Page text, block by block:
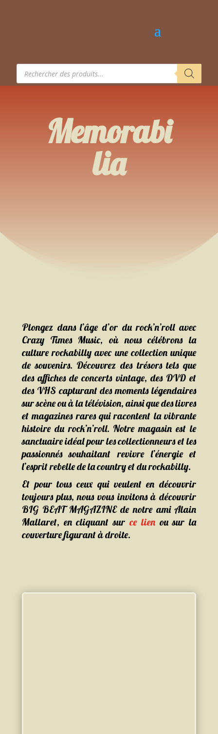
Recherche
produits
Memorabi
lia
Plongez dans l’âge d’or du rock’n’roll avec
Crazy Times Music, où nous célébrons la
culture rockabilly avec une collection unique
de souvenirs. Découvrez des trésors tels que
des affiches de concerts vintage, des DVD et
des VHS capturant des moments légendaires
sur scène ou à la télévision, ainsi que des livres
et magazines rares qui racontent la vibrante
histoire du rock’n’roll. Notre magasin est le
sanctuaire idéal pour les collectionneurs et les
passionnés souhaitant revivre l’énergie et
l’esprit rebelle de la country et du rockabilly.
Et pour tous ceux qui veulent en découvrir
toujours plus, nous vous invitons à découvrir
BIG BEAT MAGAZINE de notre ami Alain
Mallaret, en cliquant sur ce lienou sur la
couverture figurant à droite.